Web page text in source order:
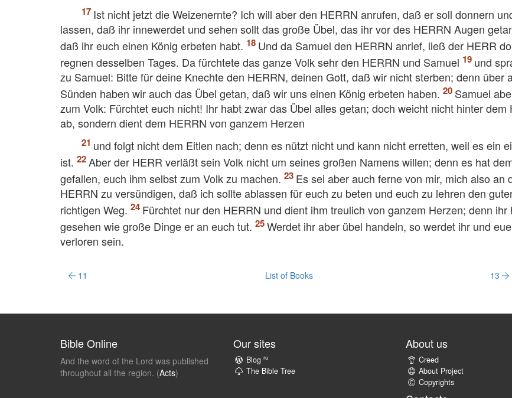
Ist nicht jetzt die Weizenernte? Ich will aber den HERRN anrufen, daß er soll donnern
lassen, daß ihr innewerdet und sehen sollt das große Übel, das ihr vor des HERRN Augen
daß ihr euch einen König erbeten habt.
Und da Samuel den HERRN anrief, ließ der HERR
regnen desselben Tages. Da fürchtete das ganze Volk sehr den HERRN und Samuel
und
zu Samuel: Bitte für deine Knechte den HERRN, deinen Gott, daß wir nicht sterben; denn über
Sünden haben wir auch das Übel getan, daß wir uns einen König erbeten haben.
Samuel
zum Volk: Fürchtet euch nicht! Ihr habt zwar das Übel alles getan; doch weicht nicht hinter dem
ab, sondern dient dem HERRN von ganzem Herzen
und folgt nicht dem Eitlen nach; denn es nützt nicht und kann nicht erretten, weil es ein
ist.
Aber der HERR verläßt sein Volk nicht um seines großen Namens willen; denn es hat
gefallen, euch ihm selbst zum Volk zu machen.
Es sei aber auch ferne von mir, mich also an
HERRN zu versündigen, daß ich sollte ablassen für euch zu beten und euch zu lehren den
richtigen Weg.
Fürchtet nur den HERRN und dient ihm treulich von ganzem Herzen; denn ihr
gesehen wie große Dinge er an euch tut.
Werdet ihr aber übel handeln, so werdet ihr und
verloren sein.
11 List of Books 13
Bible Online
And the word of the Lord was published
throughout all the region. (Acts)
Our sites
Blog ru
The Bible Tree
About us
Creed
About Project
Copyrights